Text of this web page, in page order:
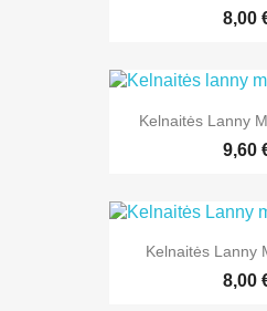
8,00
Kelnaitės Lanny
9,60
Kelnaitės Lanny
8,00